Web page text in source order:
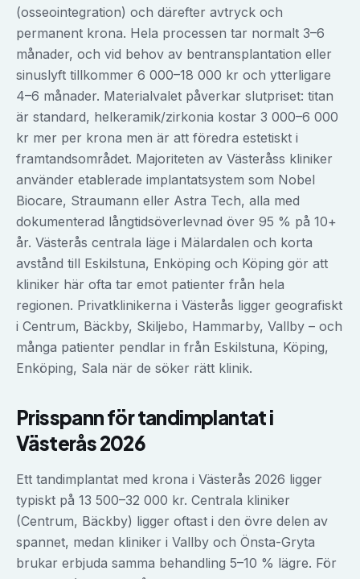
(osseointegration) och därefter avtryck och
permanent krona. Hela processen tar normalt 3–6
månader, och vid behov av bentransplantation eller
sinuslyft tillkommer 6 000–18 000 kr och ytterligare
4–6 månader. Materialvalet påverkar slutpriset: titan
är standard, helkeramik/zirkonia kostar 3 000–6 000
kr mer per krona men är att föredra estetiskt i
framtandsområdet. Majoriteten av Västeråss kliniker
använder etablerade implantatsystem som Nobel
Biocare, Straumann eller Astra Tech, alla med
dokumenterad långtidsöverlevnad över 95 % på 10+
år. Västerås centrala läge i Mälardalen och korta
avstånd till Eskilstuna, Enköping och Köping gör att
kliniker här ofta tar emot patienter från hela
regionen. Privatklinikerna i Västerås ligger geografiskt
i Centrum, Bäckby, Skiljebo, Hammarby, Vallby – och
många patienter pendlar in från Eskilstuna, Köping,
Enköping, Sala när de söker rätt klinik.
Prisspann förtandimplantati
Västerås2026
Ett tandimplantat med krona i Västerås 2026 ligger
typiskt på 13 500–32 000 kr. Centrala kliniker
(Centrum, Bäckby) ligger oftast i den övre delen av
spannet, medan kliniker i Vallby och Önsta-Gryta
brukar erbjuda samma behandling 5–10 % lägre. För